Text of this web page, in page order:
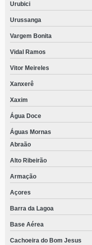
Urubici
Urussanga
Vargem Bonita
Vidal Ramos
Vitor Meireles
Xanxerê
Xaxim
Água Doce
Águas Mornas
Abraão
Alto Ribeirão
Armação
Açores
Barra da Lagoa
Base Aérea
Cachoeira do Bom Jesus